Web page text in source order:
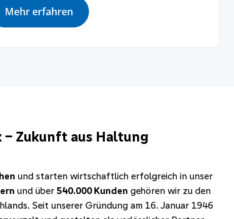
Mehr erfahren
– Zukunft aus Haltung
und starten wirtschaftlich erfolgreich in unser
und über 540.000 Kunden gehören wir zu den
Seit unserer Gründung am 16. Januar 1946